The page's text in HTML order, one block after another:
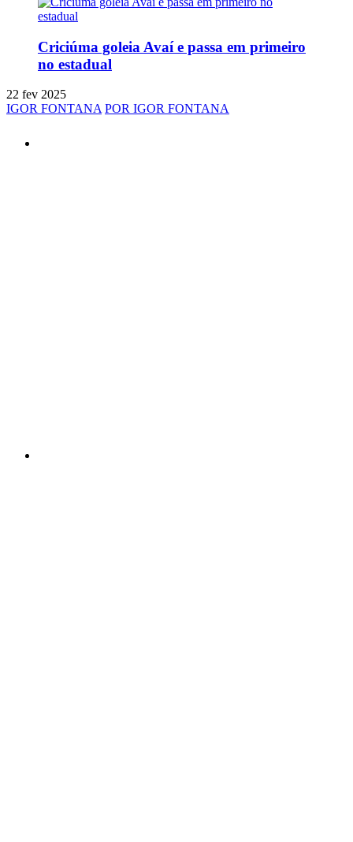
Criciúma goleia Avaí e passa em primeiro
no estadual
22 fev 2025
IGOR FONTANA POR IGOR FONTANA